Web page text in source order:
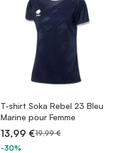
T-shirt Soka Rebel 23 Bleu
Marine pour Femme
13,99 €19,99 €
-30%